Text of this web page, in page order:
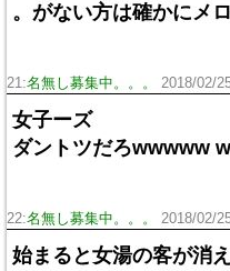
。がない方は確かにメ
21:名無し募集中。。。 2018/02/
女子ーズ
ダントツだろwwwww
22:名無し募集中。。。 2018/02/
始まると女湯の客が消